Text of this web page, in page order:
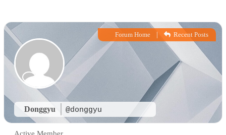
Donggyu @donggyu
Forum Home| Recent Posts